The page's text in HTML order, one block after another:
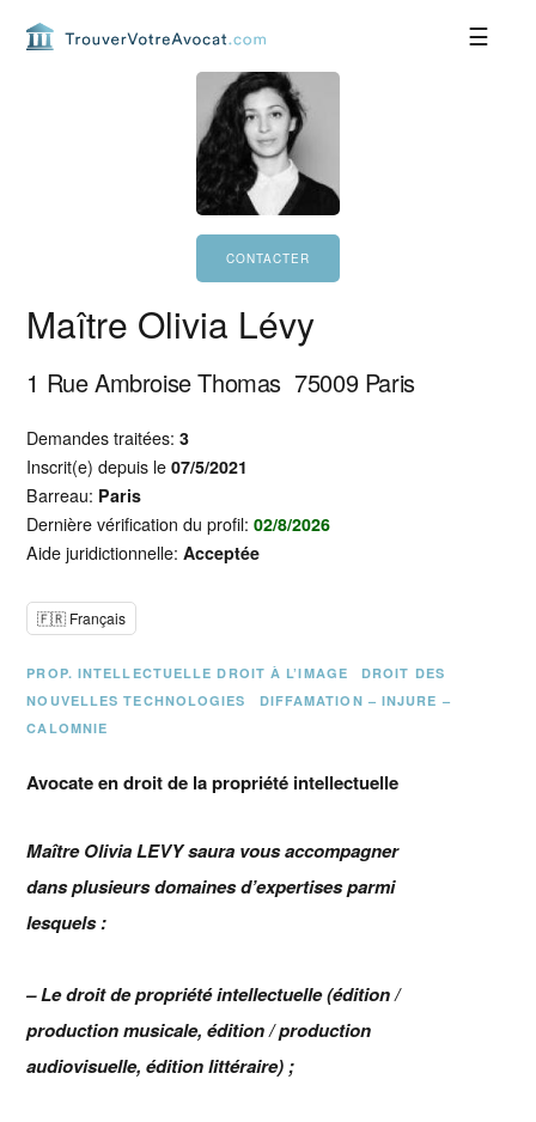
Maître Olivia Lévy
1 Rue Ambroise Thomas 75009 Paris
Demandes traitées:3
Inscrit(e) depuis le07/5/2021
Barreau: Paris
Dernière vérification du profil:02/8/2026
Aide juridictionnelle:Acceptée
🇫🇷 Français
PROP. INTELLECTUELLE DROIT À L’IMAGE
DROIT DES
NOUVELLES TECHNOLOGIES
DIFFAMATION – INJURE –
CALOMNIE
Avocate en droit de la propriété intellectuelle
Maître Olivia LEVY saura vous accompagner
dans plusieurs domaines d’expertises parmi
lesquels :
– Le droit de propriété intellectuelle (édition /
production musicale, édition / production
audiovisuelle, édition littéraire) ;